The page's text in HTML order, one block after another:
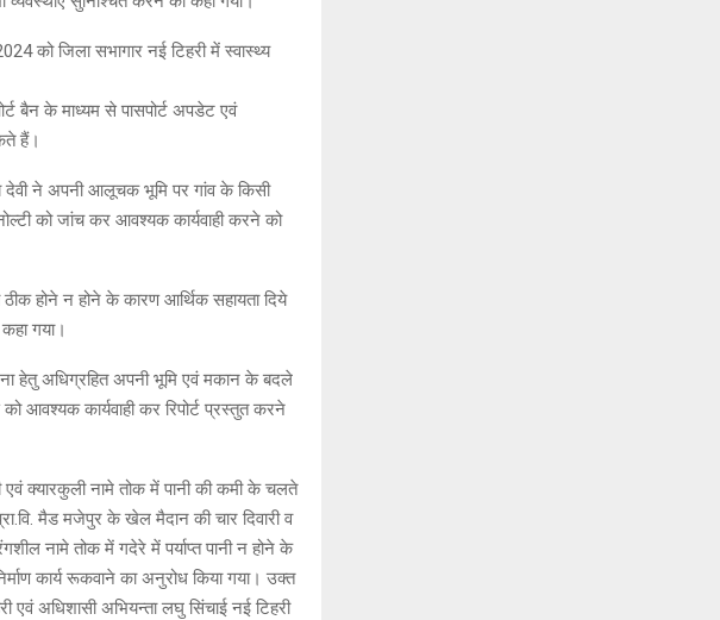
को जिला सभागार नई टिहरी में स्वास्थ्य
बैन के माध्यम से पासपोर्ट अपडेट एवं
हैं।
देवी ने अपनी आलूचक भूमि पर गांव के किसी
को जांच कर आवश्यक कार्यवाही करने को
होने न होने के कारण आर्थिक सहायता दिये
गया।
हेतु अधिग्रहित अपनी भूमि एवं मकान के बदले
आवश्यक कार्यवाही कर रिपोर्ट प्रस्तुत करने
एवं क्यारकुली नामे तोक में पानी की कमी के चलते
मैड मजेपुर के खेल मैदान की चार दिवारी व
नामे तोक में गदेरे में पर्याप्त पानी न होने के
कार्य रूकवाने का अनुरोध किया गया। उक्त
एवं अधिशासी अभियन्ता लघु सिंचाई नई टिहरी